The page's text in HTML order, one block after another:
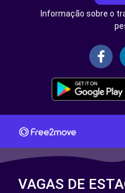
Informação sobre o
VAGAS DE